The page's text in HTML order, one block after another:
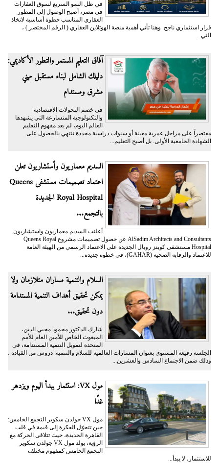
في ظل النمو السريع لسوق العقارات
في مصر، أصبح الوصول إلى المطور
العقاري المناسب خطوة أساسية لاتخاذ
قرار استثماري ناجح. وهنا تأتي أهمية منصة الهوتلاين العقاري ( الرقم المختصر ) ،
التي...
آفاق التعليم المستمر والتطور الأكاديمي:
دليلك الشامل لبناء مستقبل مهني
مشرق ومستدام
في خضم التحولات الاقتصادية
والتكنولوجية المتسارعة التي يشهدها
العالم اليوم، لم يعد مفهوم التعليم
مقتصراً على مراحل عمرية معينة أو سنوات دراسية محددة تنتهي بالحصول على
الشهادة الجامعية الأولى. بل أصبح التعليم...
السديم معماريون وأستشاريون تعلن
اعتماد تصميمات مستشفى Queens
Royal Hospital الجديدة
بالتجمع...
أعلنت السديم معماريون واستشاريون
AlSadim Architects and Consultants عن حصول تصميمات مشروع Queens Royal
Hospital مستشفى كوينز رويال الجديدة على الاعتماد الرسمي من الهيئة العامة
للاعتماد والرقابة الصحية (GAHAR)، في خطوة جديدة...
السلام والتنمية مساران متلازمان ولا
يمكن تحقيق أهداف التنمية المستدامة
دون تحقيق...
شارك الدكتور محمود محيي الدين،
المبعوث الخاص للأمين العام للأمم
المتحدة لتمويل التنمية المستدامة، في
الجلسة رفيعة المستوى بعنوان المسارات العالمية للسلام والتنمية: دروس من القيادة ،
وذلك ضمن الاجتماع السادس والعشرين...
مول VX: استثمار يبدأ اليوم ويزدهر
غدًا
مول VX جولدن سكوير التجمع الخامس:
حين تتحوّل الفكرة إلى قيمة في قلب
القاهرة الجديدة، حيث تتلاقى الحركة مع
الرؤية، يولد مول VX جولدن سكوير
التجمع الخامس كمفهوم مختلف
للاستثمار، لا يبدأ...